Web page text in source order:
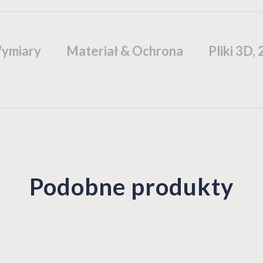
Materiał & Ochrona Pliki 3D,
Podobne produkty